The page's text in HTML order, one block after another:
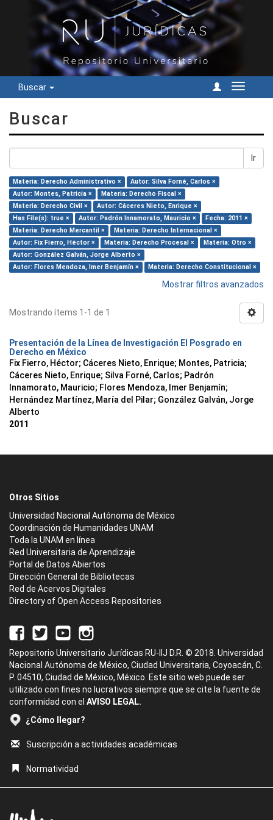
Buscar
Cambiar
Buscar
Ir
Materia: Derecho Administrativo ×
Autor: Silva Forné, Carlos ×
Autor: Montes, Patricia ×
Materia: Derecho Fiscal ×
Materia: Derecho Civil ×
Autor: Cáceres Nieto, Enrique ×
Has File(s): true ×
Autor: Padrón Innamorato, Mauricio ×
Fecha: 2011 ×
Materia: Derecho Mercantil ×
Materia: Derecho Internacional ×
Autor: Fix Fierro, Héctor ×
Materia: Derecho Procesal ×
Materia: Otro ×
Autor: González Galván, Jorge Alberto ×
Autor: Flores Mendoza, Imer Benjamín ×
Materia: Derecho Constitucional ×
Mostrar filtros avanzados
Mostrando ítems 1-1 de 1
Presentación de la Línea de Investigación El Posgrado en
Derecho en México
Fix Fierro, Héctor; Cáceres Nieto, Enrique; Montes, Patricia;
Cáceres Nieto, Enrique; Silva Forné, Carlos; Padrón
Innamorato, Mauricio; Flores Mendoza, Imer Benjamín;
Hernández Martínez, María del Pilar; González Galván, Jorge
Alberto
2011
Otros Sitios
Universidad Nacional Autónoma de México
Coordinación de Humanidades UNAM
Toda la UNAM en línea
Red Universitaria de Aprendizaje
Portal de Datos Abiertos
Dirección General de Bibliotecas
Red de Acervos Digitales
Directory of Open Access Repositories
Repositorio Universitario Jurídicas RU-IIJ D.R. © 2018. Universidad
Nacional Autónoma de México, Ciudad Universitaria, Coyoacán, C.
P. 04510, Ciudad de México, México. Este sitio web puede ser
utilizado con fines no lucrativos siempre que se cite la fuente de
conformidad con el AVISO LEGAL.
¿Cómo llegar?
Suscripción a actividades académicas
Normatividad